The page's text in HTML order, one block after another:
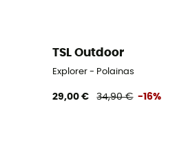
TSL Outdoor
Explorer - Polainas
29,00 € 34,90 € -16%